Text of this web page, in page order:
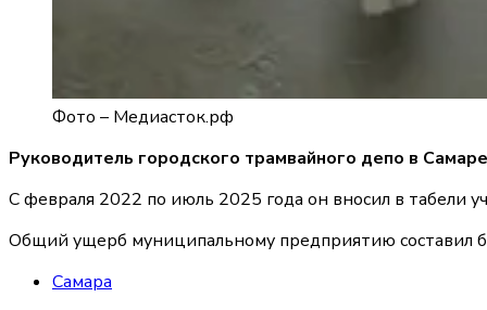
Фото – Медиасток.рф
Руководитель городского трамвайного депо в
С февраля 2022 по июль 2025 года он вносил в табели
Общий ущерб муниципальному предприятию составил
Самара